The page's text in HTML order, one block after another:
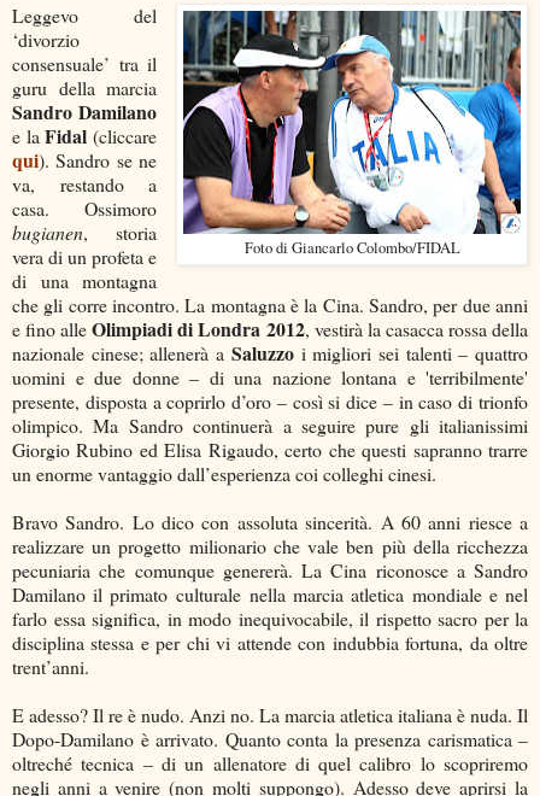
Foto di Giancarlo Colombo/FIDAL
Leggevo del
‘divorzio
consensuale’ tra il
guru della marcia
Sandro Damilano
e laFidal(cliccare
qui). Sandro se ne
va, restando a
casa. Ossimoro
bugianen, storia
vera di un profeta e
di una montagna
che gli corre incontro. La montagna è la Cina. Sandro, per due anni
e fino alleOlimpiadi di Londra 2012, vestirà la casacca rossa della
nazionale cinese; allenerà a Saluzzo i migliori sei talenti – quattro
uomini e due donne – di una nazione lontana e 'terribilmente'
presente, disposta a coprirlo d’oro – così si dice – in caso di trionfo
olimpico. Ma Sandro continuerà a seguire pure gli italianissimi
Giorgio Rubino ed Elisa Rigaudo, certo che questi sapranno trarre
un enorme vantaggio dall’esperienza coi colleghi cinesi.
Bravo Sandro. Lo dico con assoluta sincerità. A 60 anni riesce a
realizzare un progetto milionario che vale ben più della ricchezza
pecuniaria che comunque genererà. La Cina riconosce a Sandro
Damilano il primato culturale nella marcia atletica mondiale e nel
farlo essa significa, in modo inequivocabile, il rispetto sacro per la
disciplina stessa e per chi vi attende con indubbia fortuna, da oltre
trent’anni.
E adesso? Il re è nudo. Anzi no. La marcia atletica italiana è nuda. Il
Dopo-Damilano è arrivato. Quanto conta la presenza carismatica –
oltreché tecnica – di un allenatore di quel calibro lo scopriremo
negli anni a venire (non molti suppongo). Adesso deve aprirsi la